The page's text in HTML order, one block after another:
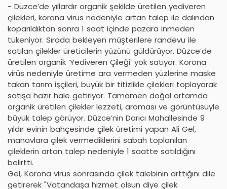
- Düzce’de yıllardır organik şekilde üretilen yediveren
çilekleri, korona virüs nedeniyle artan talep ile dalından
koparıldıktan sonra 1 saat içinde pazara inmeden
tükeniyor. Sırada bekleyen müşterilere randevu ile
satılan çilekler üreticilerin yüzünü güldürüyor. Düzce’de
üretilen organik ‘Yediveren Çileği’ yok satıyor. Korona
virüs nedeniyle üretime ara vermeden yüzlerine maske
takan tarım işçileri, büyük bir titizlikle çilekleri toplayarak
satışa hazır hale getiriyor. Tamamen doğal ortamda
organik üretilen çilekler lezzeti, aroması ve görüntüsüyle
büyük talep görüyor. Düzce’nin Darıcı Mahallesinde 9
yıldır evinin bahçesinde çilek üretimi yapan Ali Gel,
manavlara çilek vermediklerini sabah toplanılan
çileklerin artan talep nedeniyle 1 saatte satıldığını
belirtti.
Gel, Korona virüs sonrasında çilek talebinin arttığını dile
getirerek "Vatandaşa hizmet olsun diye çilek